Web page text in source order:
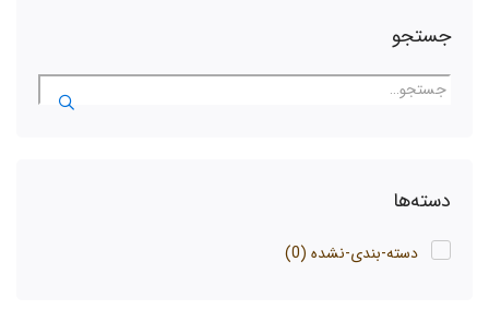
جستجو
دسته‌ها
دسته-بندی-نشده (0)